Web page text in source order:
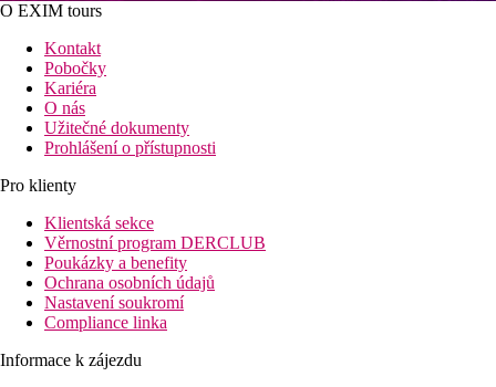
O EXIM tours
Kontakt
Pobočky
Kariéra
O nás
Užitečné dokumenty
Prohlášení o přístupnosti
Pro klienty
Klientská sekce
Věrnostní program DERCLUB
Poukázky a benefity
Ochrana osobních údajů
Nastavení soukromí
Compliance linka
Informace k zájezdu